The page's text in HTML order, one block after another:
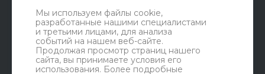
Мы используем файлы cookie,
разработанные нашими специалистами
и третьими лицами, для анализа
событий на нашем веб-сайте.
Продолжая просмотр страниц нашего
сайта, вы принимаете условия его
использования. Более подробные